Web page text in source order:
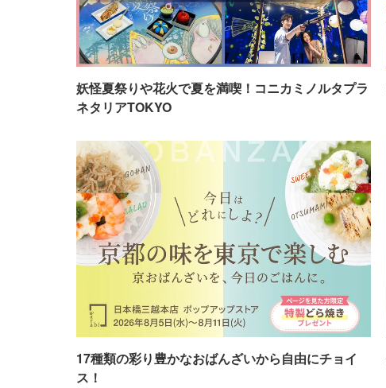
妖怪夏祭りや花火で夏を満喫！コニカミノルタプラ
ネタリアTOKYO
17種類の彩り豊かなおばんざいから自由にチョイ
ス！